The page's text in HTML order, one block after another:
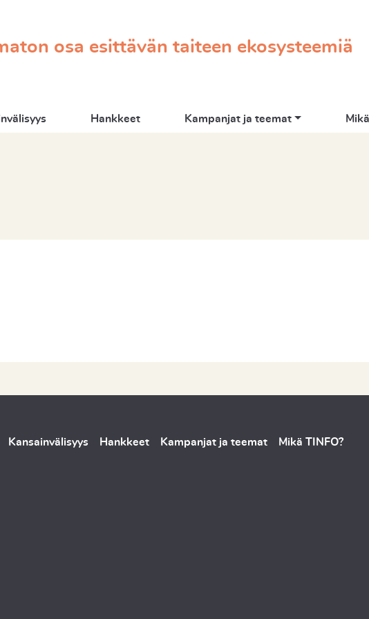
osa esittävän taiteen ekosysteemiä
Hankkeet Kampanjat ja teemat
Kansainvälisyys Hankkeet Kampanjat ja teemat Mikä TINFO?